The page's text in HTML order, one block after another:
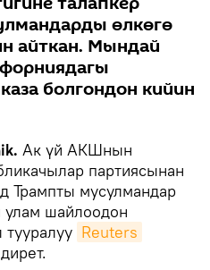
өлкөгө
айткан. Мындай
болгондон кийин
Ак үй АКШнын
партиясынан
Трампты мусулмандар
улам шайлоодон
тууралуу Reuters